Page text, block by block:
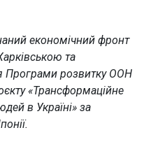
економічний фронт
та
Програми розвитку ООН
«Трансформаційне
в Україні» за